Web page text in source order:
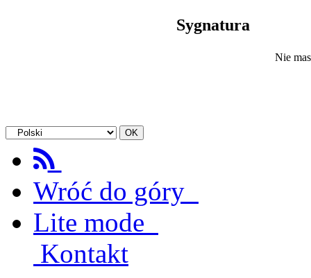
Sygnatura
Nie
Wróć do góry
Lite mode
Kontakt